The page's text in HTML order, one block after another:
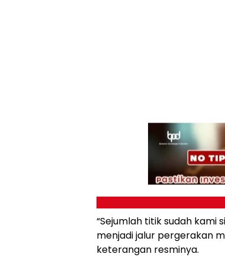
“Sejumlah titik sudah kami
menjadi jalur pergerakan
keterangan resminya.